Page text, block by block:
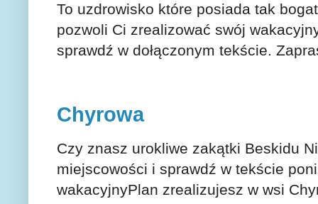
To uzdrowisko które posiada tak
pozwoli Ci zrealizować swój
sprawdź w dołączonym tekście.
Chyrowa
Czy znasz urokliwe zakątki Beskidu
miejscowości i sprawdź w tekście
wakacyjnyPlan zrealizujesz w wsi